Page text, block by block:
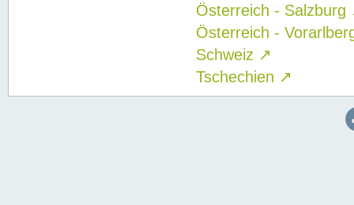
Österreich - Salzburg
Österreich -
Schweiz ↗
Tschechien ↗